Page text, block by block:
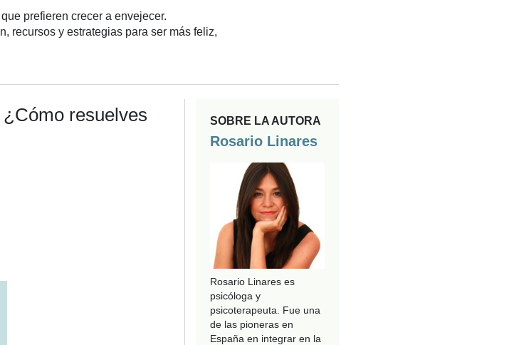
prefieren crecer a envejecer.
recursos y estrategias para ser más feliz,
resuelves
SOBRE LA AUTORA
Rosario Linares
Rosario Linares es
psicóloga y
psicoterapeuta. Fue una
de las pioneras en
España en integrar en la